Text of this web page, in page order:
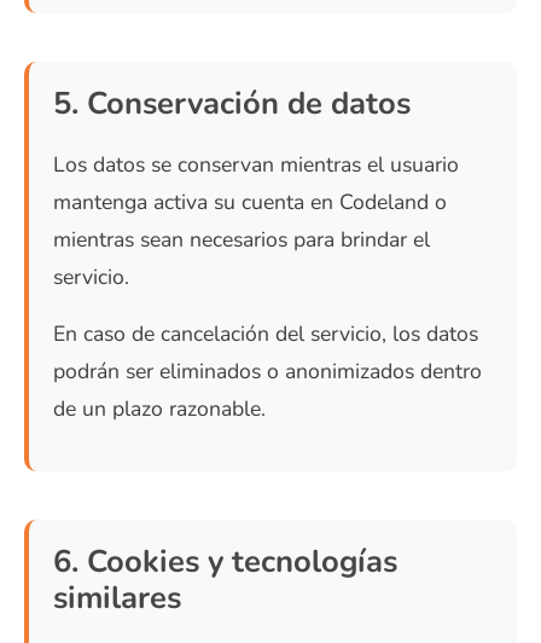
5. Conservación de datos
Los datos se conservan mientras el usuario
mantenga activa su cuenta en Codeland o
mientras sean necesarios para brindar el
servicio.
En caso de cancelación del servicio, los datos
podrán ser eliminados o anonimizados dentro
de un plazo razonable.
6. Cookies y tecnologías
similares